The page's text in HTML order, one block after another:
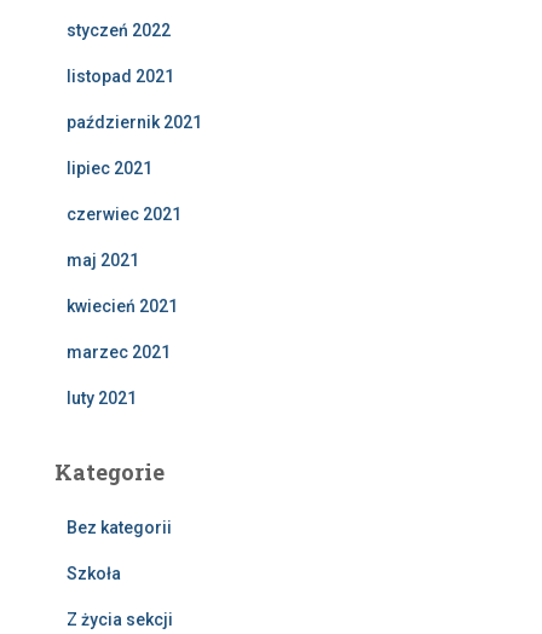
styczeń 2022
listopad 2021
październik 2021
lipiec 2021
czerwiec 2021
maj 2021
kwiecień 2021
marzec 2021
luty 2021
Kategorie
Bez kategorii
Szkoła
Z życia sekcji